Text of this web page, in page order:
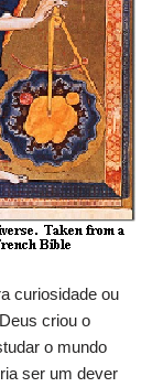
curiosidade ou
criou o
o mundo
ser um dever